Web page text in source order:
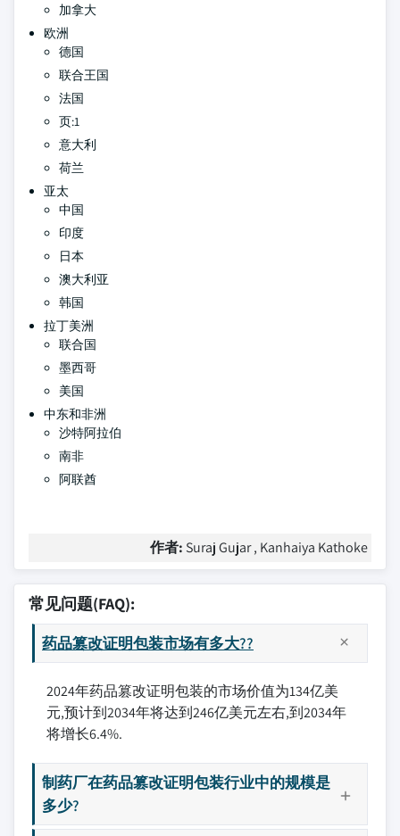
加拿大
欧洲
德国
联合王国
法国
页:1
意大利
荷兰
亚太
中国
印度
日本
澳大利亚
韩国
拉丁美洲
联合国
墨西哥
美国
中东和非洲
沙特阿拉伯
南非
阿联酋
作者: Suraj Gujar , Kanhaiya Kathoke
常见问题(FAQ):
药品篡改证明包装市场有多大??
2024年药品篡改证明包装的市场价值为134亿美
元,预计到2034年将达到246亿美元左右,到2034年
将增长6.4%.
制药厂在药品篡改证明包装行业中的规模是
多少?